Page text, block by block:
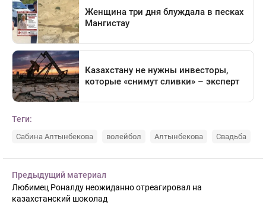
Теги:
Сабина Алтынбекова волейбол Алтынбекова Свадьба
Предыдущий материал
Любимец Роналду неожиданно отреагировал на
казахстанский шоколад